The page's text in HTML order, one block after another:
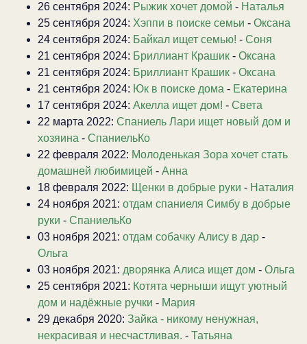
26 сентября 2024: Рыжик хочет домой - Наталья
25 сентября 2024: Хэппи в поиске семьи - Оксана
24 сентября 2024: Байкал ищет семью! - Соня
21 сентября 2024: Бриллиант Крашик - Оксана
21 сентября 2024: Бриллиант Крашик - Оксана
21 сентября 2024: Юк в поиске дома - Екатерина
17 сентября 2024: Акелла ищет дом! - Света
22 марта 2022: Спаниель Лари ищет новый дом и
хозяина - СпаниельКо
22 февраля 2022: Молоденькая Зора хочет стать
домашней любимицей - Анна
18 февраля 2022: Щенки в добрые руки - Наталия
24 ноября 2021: отдам спаниеля Симбу в добрые
руки - СпаниельКо
03 ноября 2021: отдам собачку Алису в дар -
Ольга
03 ноября 2021: дворянка Алиса ищет дом - Ольга
25 сентября 2021: Котята черныши ищут уютный
дом и надёжные ручки - Мария
29 декабря 2020: Зайка - никому ненужная,
некрасивая и несчастливая. - Татьяна